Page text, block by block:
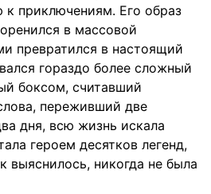
приключениям. Его образ
в массовой
превратился в настоящий
гораздо более сложный
боксом, считавший
переживший две
дня, всю жизнь искала
героем десятков легенд,
выяснилось, никогда не была